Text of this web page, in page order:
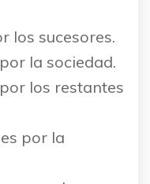
los sucesores.
la sociedad.
los restantes
por la